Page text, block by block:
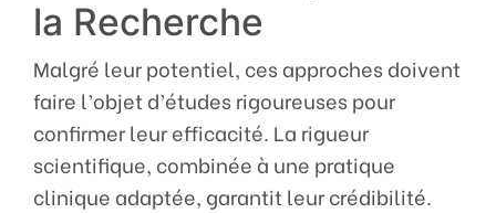
la Recherche
Malgré leur potentiel, ces approches doivent
faire l’objet d’études rigoureuses pour
confirmer leur efficacité. La rigueur
scientifique, combinée à une pratique
clinique adaptée, garantit leur crédibilité.